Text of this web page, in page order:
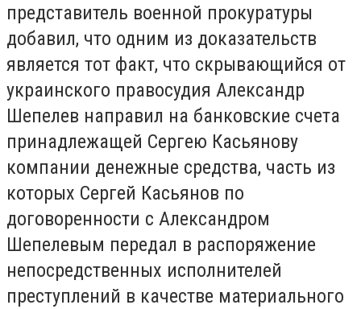
представитель военной прокуратуры
добавил, что одним из доказательств
является тот факт, что скрывающийся от
украинского правосудия Александр
Шепелев направил на банковские счета
принадлежащей Сергею Касьянову
компании денежные средства, часть из
которых Сергей Касьянов по
договоренности с Александром
Шепелевым передал в распоряжение
непосредственных исполнителей
преступлений в качестве материального